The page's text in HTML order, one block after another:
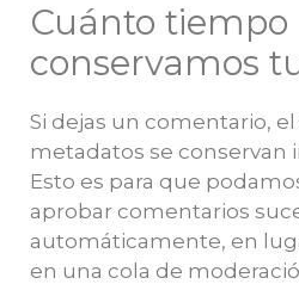
Cuánto tiempo
conservamos
Si dejas un comentario,
metadatos se conservan
Esto es para que
aprobar comentarios
automáticamente, en
en una cola de